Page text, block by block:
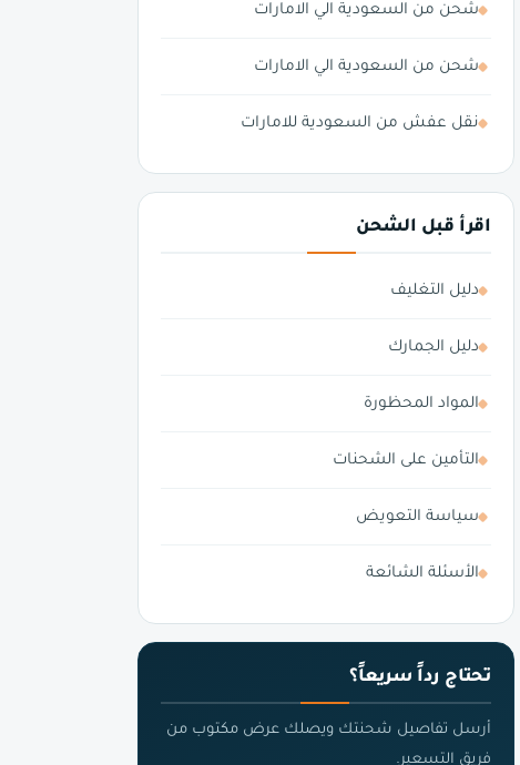
شحن من السعودية الي الامارات
شحن من السعودية الي الامارات
نقل عفش من السعودية للامارات
اقرأ قبل الشحن
دليل التغليف
دليل الجمارك
المواد المحظورة
التأمين على الشحنات
سياسة التعويض
الأسئلة الشائعة
تحتاج رداً سريعاً؟
أرسل تفاصيل شحنتك ويصلك عرض مكتوب من
فريق التسعير.